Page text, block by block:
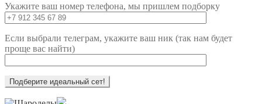
Укажите ваш номер телефона, мы пришлем подборку
Если выбрали телеграм, укажите ваш ник (так нам будет
проще вас найти)
Перейти
Перейти